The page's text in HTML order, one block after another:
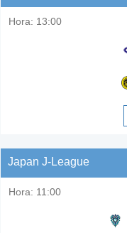
Hora: 13:00
Japan J-League
Hora: 11:00